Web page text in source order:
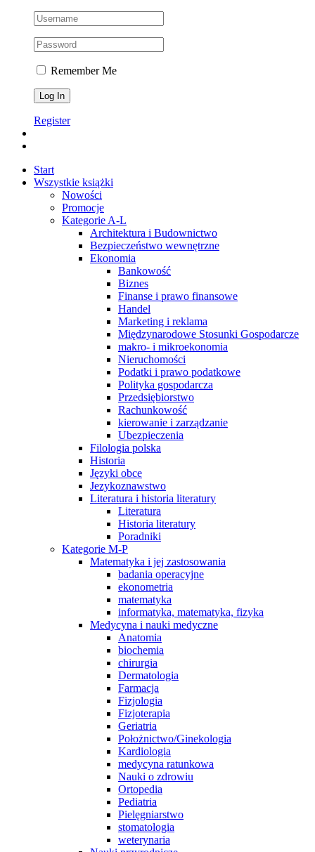
Remember Me
Register
Start
Wszystkie książki
Nowości
Promocje
Kategorie A-L
Architektura i Budownictwo
Bezpieczeństwo wewnętrzne
Ekonomia
Bankowość
Biznes
Finanse i prawo finansowe
Handel
Marketing i reklama
Międzynarodowe Stosunki Gospodarcze
makro- i mikroekonomia
Nieruchomości
Podatki i prawo podatkowe
Polityka gospodarcza
Przedsiębiorstwo
Rachunkowość
kierowanie i zarządzanie
Ubezpieczenia
Filologia polska
Historia
Języki obce
Jezykoznawstwo
Literatura i historia literatury
Literatura
Historia literatury
Poradniki
Kategorie M-P
Matematyka i jej zastosowania
badania operacyjne
ekonometria
matematyka
informatyka, matematyka, fizyka
Medycyna i nauki medyczne
Anatomia
biochemia
chirurgia
Dermatologia
Farmacja
Fizjologia
Fizjoterapia
Geriatria
Położnictwo/Ginekologia
Kardiologia
medycyna ratunkowa
Nauki o zdrowiu
Ortopedia
Pediatria
Pielęgniarstwo
stomatologia
weterynaria